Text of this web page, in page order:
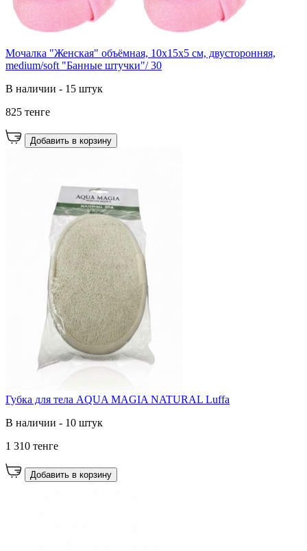
Мочалка "Женская" объёмная, 10х15х5 см, двусторонняя,
medium/soft "Банные штучки"/ 30
В наличии - 15 штук
825 тенге
Добавить в корзину
Губка для тела AQUA MAGIA NATURAL Luffa
В наличии - 10 штук
1 310 тенге
Добавить в корзину